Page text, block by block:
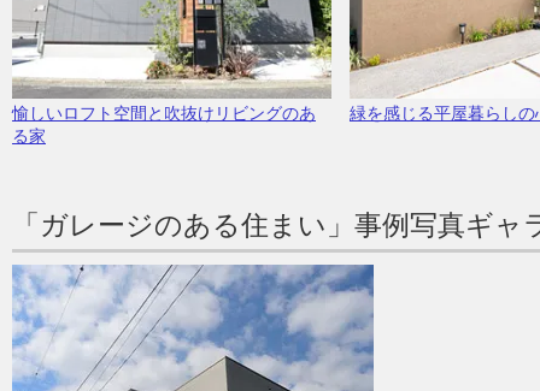
愉しいロフト空間と吹抜けリビングのあ
る家
緑を感じる平屋暮らしの
「ガレージのある住まい」事例写真ギャ